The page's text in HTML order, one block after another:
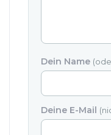
Dein Name
Deine E-Mail